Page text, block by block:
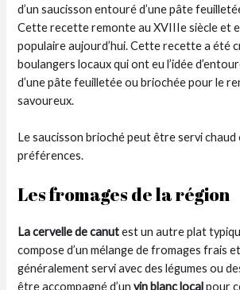
d’un saucisson entouré d’une pâte
Cette recette remonte au XVIIIe siècle et
populaire aujourd’hui. Cette recette a été
boulangers locaux qui ont eu l’idée
d’une pâte feuilletée ou briochée pour le
savoureux.
Le saucisson brioché peut être servi
préférences.
Les fromages de la région
La cervelle de canutest un autre plat
compose d’un mélange de fromages frais
généralement servi avec des légumes ou
être accompagné d’unvin blanc localpour